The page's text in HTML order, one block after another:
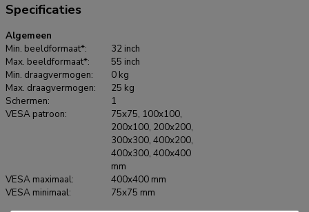
optimale kijkhoek te creëren. Voor de perfecte installatie is
niveauverstelling beschikbaar. De FL40-430BL14 heeft een
diepte van 7,6-32,2 cm en is geschikt voor schermen met
VESA gatenpatroon 75x75 tot 400x400 mm. De steun is
voorzien van een kabelmanagementsysteem, zodat
eventuele losse kabels vastgezet en geleid kunnen worden.
Specificaties
Algemeen
Min. beeldformaat*:
32 inch
Max. beeldformaat*:
55 inch
Min. draagvermogen:
0 kg
Max. draagvermogen:
25 kg
Schermen:
1
VESA patroon:
75x75, 100x100,
200x100, 200x200,
300x300, 400x200,
400x300, 400x400
mm
VESA maximaal:
400x400 mm
VESA minimaal:
75x75 mm